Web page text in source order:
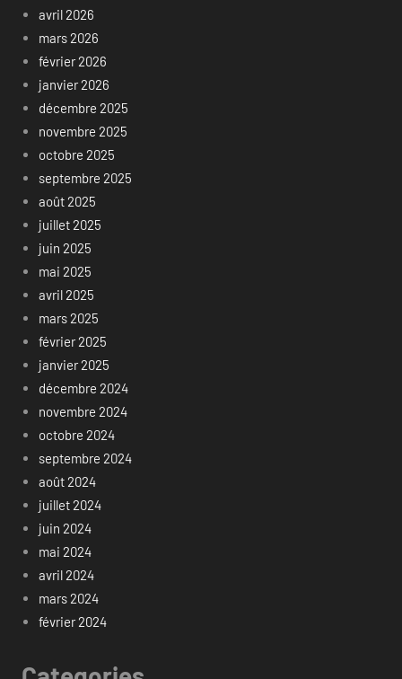
avril 2026
mars 2026
février 2026
janvier 2026
décembre 2025
novembre 2025
octobre 2025
septembre 2025
août 2025
juillet 2025
juin 2025
mai 2025
avril 2025
mars 2025
février 2025
janvier 2025
décembre 2024
novembre 2024
octobre 2024
septembre 2024
août 2024
juillet 2024
juin 2024
mai 2024
avril 2024
mars 2024
février 2024